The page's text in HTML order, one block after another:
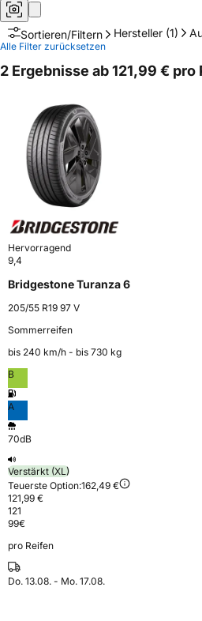
Sortieren/Filtern Hersteller (1)
Alle Filter zurücksetzen
2 Ergebnisse ab 121,99 € pro
Hervorragend
9,4
Bridgestone Turanza 6
205/55 R19 97 V
Sommerreifen
bis 240 km⁠/⁠h - bis 730 kg
B
A
70dB
Verstärkt (XL)
Teuerste Option:162,49 €
121,99 €
121
99€
pro Reifen
Do. 13.08. - Mo. 17.08.